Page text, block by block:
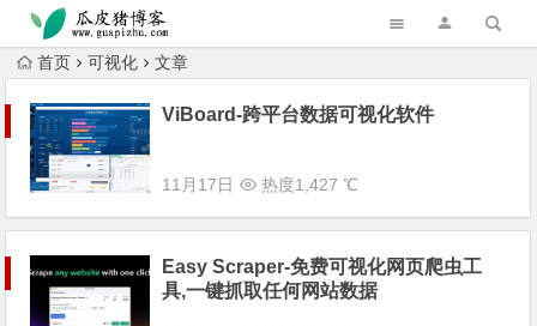
跳转到主内容
首页 可视化 文章
ViBoard-跨平台数据可视化软件
11月17日 热度1,427 ℃
Easy Scraper-免费可视化网页爬虫工
具,一键抓取任何网站数据